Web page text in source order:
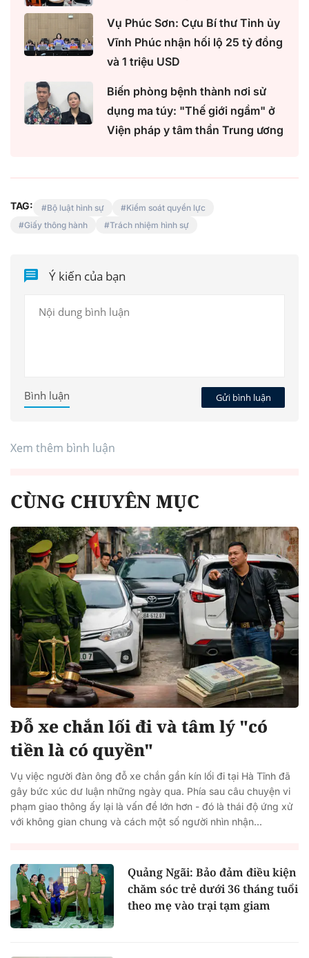
Vụ Phúc Sơn: Cựu Bí thư Tỉnh ủy
Vĩnh Phúc nhận hối lộ 25 tỷ đồng
và 1 triệu USD
Biến phòng bệnh thành nơi sử
dụng ma túy: "Thế giới ngầm" ở
Viện pháp y tâm thần Trung ương
TAG: Bộ luật hình sự
Kiểm soát quyền lực
Giấy thông hành
Trách nhiệm hình sự
Ý kiến của bạn
Gửi bình luận
Bình luận
Xem thêm bình luận
CÙNG CHUYÊN MỤC
Đỗ xe chắn lối đi và tâm lý "có
tiền là có quyền"
Vụ việc người đàn ông đỗ xe chắn gần kín lối đi tại Hà Tĩnh đã
gây bức xúc dư luận những ngày qua. Phía sau câu chuyện vi
phạm giao thông ấy lại là vấn đề lớn hơn - đó là thái độ ứng xử
với không gian chung và cách một số người nhìn nhận...
Quảng Ngãi: Bảo đảm điều kiện
chăm sóc trẻ dưới 36 tháng tuổi
theo mẹ vào trại tạm giam